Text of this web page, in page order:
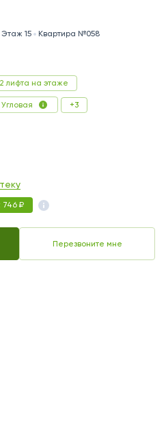
Этаж 15
Квартира №058
2 лифта на этаже
Угловая +3
746 ₽
Перезвоните мне